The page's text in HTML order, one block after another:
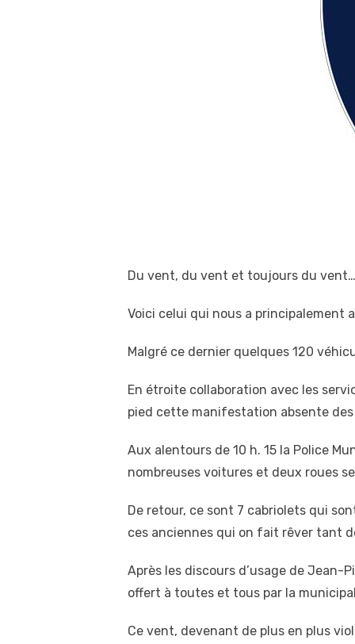
Du vent, du vent et toujours du vent…
Voici celui qui nous a principalement
Malgré ce dernier quelques 120
En étroite collaboration avec les
pied cette manifestation absente
Aux alentours de 10 h. 15 la Police
nombreuses voitures et deux roues
De retour, ce sont 7 cabriolets qui
ces anciennes qui on fait rêver tant
Après les discours d’usage de Jean-
offert à toutes et tous par la
Ce vent, devenant de plus en plus